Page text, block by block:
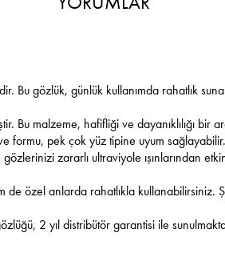
Bu gözlük, günlük kullanımda rahatlık
Bu malzeme, hafifliği ve dayanıklılığı
formu, pek çok yüz tipine uyum sağlayabilir.
zararlı ultraviyole ışınlarından
özel anlarda rahatlıkla kullanabilirsiniz.
2 yıl distribütör garantisi ile